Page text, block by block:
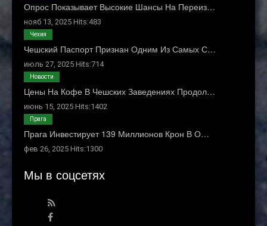
Опрос Показывает Высокие Шансы На Переиз…
нояб 13, 2025 Hits:483
Чешский Паспорт Признан Одним Из Самых С…
июль 27, 2025 Hits:714
Чехия
Цены На Кофе В Чешских Заведениях Продол…
июнь 15, 2025 Hits:1402
Новости
Прага Инвестирует 139 Миллионов Крон В О…
фев 26, 2025 Hits:1300
Прага
Мы в соцсетях